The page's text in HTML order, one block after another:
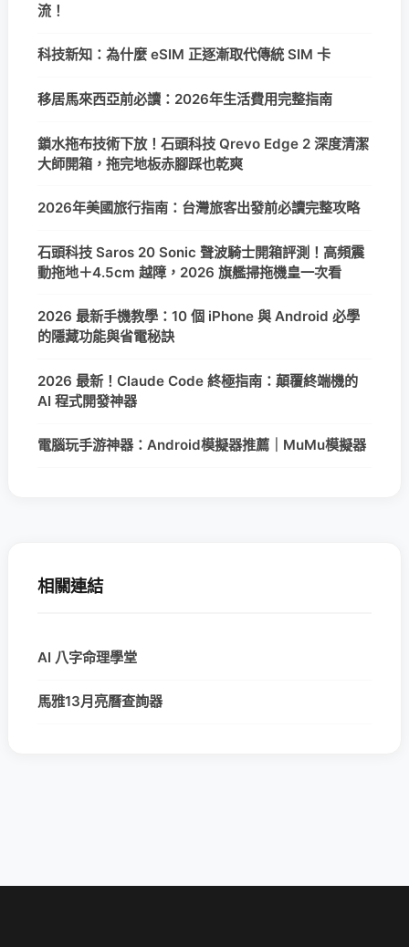
流！
科技新知：為什麼 eSIM 正逐漸取代傳統 SIM 卡
移居馬來西亞前必讀：2026年生活費用完整指南
鎖水拖布技術下放！石頭科技 Qrevo Edge 2 深度清潔
大師開箱，拖完地板赤腳踩也乾爽
2026年美國旅行指南：台灣旅客出發前必讀完整攻略
石頭科技 Saros 20 Sonic 聲波騎士開箱評測！高頻震
動拖地＋4.5cm 越障，2026 旗艦掃拖機皇一次看
2026 最新手機教學：10 個 iPhone 與 Android 必學
的隱藏功能與省電秘訣
2026 最新！Claude Code 終極指南：顛覆終端機的
AI 程式開發神器
電腦玩手游神器：Android模擬器推薦｜MuMu模擬器
相關連結
AI 八字命理學堂
馬雅13月亮曆查詢器